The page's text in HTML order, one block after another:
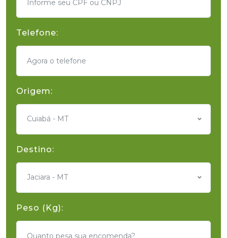
Telefone:
Origem:
Cuiabá - MT
Destino:
Jaciara - MT
Peso (Kg):